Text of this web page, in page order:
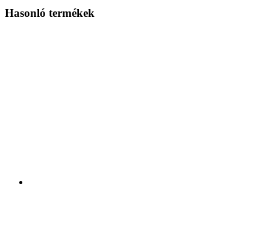
Hasonló termékek